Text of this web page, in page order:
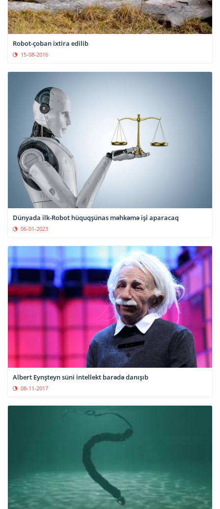
Robot-çoban ixtira edilib
15-08-2016
Dünyada ilk-Robot hüquqşünas məhkəmə işi aparacaq
06-01-2023
Albert Eynşteyn süni intellekt barədə danışıb
08-11-2017